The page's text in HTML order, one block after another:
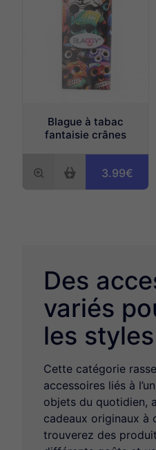
Blague à tabac
fantaisie crânes
3.99€
Des
variés
les styles
Cette catégorie
accessoires liés à
objets du quotidien,
cadeaux originaux à
trouverez des